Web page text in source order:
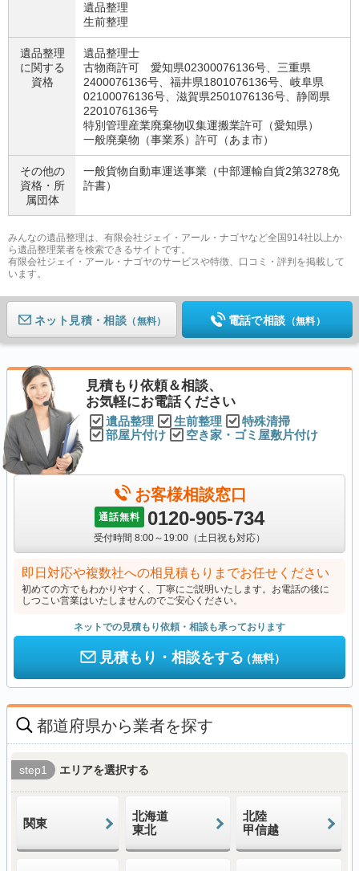
遺品整理
生前整理
遺品整理
に関する
資格
遺品整理士
古物商許可 愛知県02300076136号、三重県
2400076136号、福井県1801076136号、岐阜県
02100076136号、滋賀県2501076136号、静岡県
2201076136号
特別管理産業廃棄物収集運搬業許可（愛知県）
一般廃棄物（事業系）許可（あま市）
その他の
資格・ 所
属団体
一般貨物自動車運送事業（中部運輸自貨2第3278免
許書）
みんなの遺品整理は、有限会社ジェイ・アール・ナゴヤなど全国914社以上か
ら遺品整理業者を検索できるサイトです。
有限会社ジェイ・アール・ナゴヤのサービスや特徴、口コミ・評判を掲載して
います。
ネット見積 （無料） 電話で相談 （無料）
見積もり依頼＆相談、
お気軽にお電話ください
遺品整理 生前整理
特殊清掃
部屋片付け
空き家・ゴミ屋敷片付け
お客様相談窓口
通話無料 0120-905-734
受付時間 8:00～19:00（土日祝も対応）
即日対応や複数社への相見積もりまでお任せください
初めての方でもわかりやすく、丁寧にご説明いたします。お電話の後に
しつこい営業はいたしませんのでご安心ください。
ネットでの見積もり依頼・相談も承っております
見積もり・相談をする（無料）
都道府県から業者を探す
step1 エリアを選択する
関東
北海道
東北
北陸
甲信越